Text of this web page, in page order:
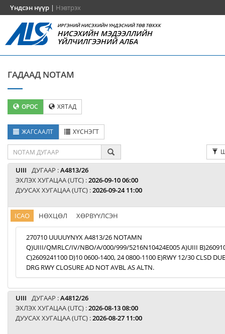
Үндсэн нүүр | Нэвтрэх
ИРГЭНИЙ НИСЭХИЙН ҮНДЭСНИЙ ТӨВ ТӨХХК
НИСЭХИЙН МЭДЭЭЛЛИЙН
ҮЙЛЧИЛГЭЭНИЙ АЛБА
ГАДААД NOTAM
ОРОС ХЯТАД
ЖАГСААЛТ ХҮСНЭГТ
UIII ДУГААР :A4813/26
ЭХЛЭХ ХУГАЦАА (UTC) :2026-09-10 06:00
ДУУСАХ ХУГАЦАА (UTC) :2026-09-24 11:00
ICAO НӨХЦӨЛ ХӨРВҮҮЛСЭН
270710 UUUUYNYX A4813/26 NOTAMN
Q)UIII/QMRLC/IV/NBO/A/000/999/5216N10424E005 A)UIII
C)2609241100 D)10 0600-1400, 24 0800-1100 E)RWY 12/30 CLSD
DRG RWY CLOSURE AD NOT AVBL AS ALTN.
UIII ДУГААР :A4812/26
ЭХЛЭХ ХУГАЦАА (UTC) :2026-08-13 08:00
ДУУСАХ ХУГАЦАА (UTC) :2026-08-27 11:00